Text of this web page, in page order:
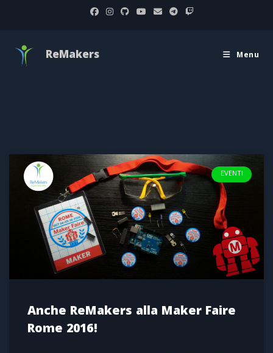
ReMakers Menu
EVENTI
Anche ReMakers alla Maker Faire
Rome 2016!